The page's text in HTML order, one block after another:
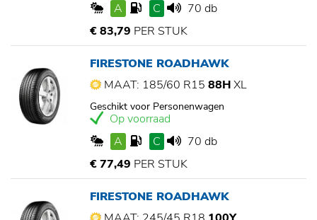
A
C
70 db
€ 83,79 PER STUK
FIRESTONE ROADHAWK
MAAT: 185/60 R15 88HXL
Geschikt voor Personenwagen
Op voorraad
A
C
70 db
€ 77,49 PER STUK
FIRESTONE ROADHAWK